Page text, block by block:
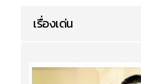
เรื่องเด่น